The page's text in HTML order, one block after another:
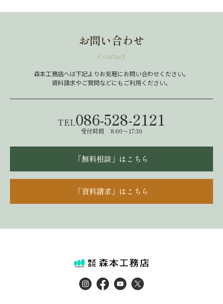
お問い合わせ
Contact
森本工務店へは下記よりお気軽にお問い合わせください。
資料請求やご質問などにもご利用ください。
TEL086-528-2121
受付時間 8:00～17:30
「無料相談」はこちら
「資料請求」はこちら